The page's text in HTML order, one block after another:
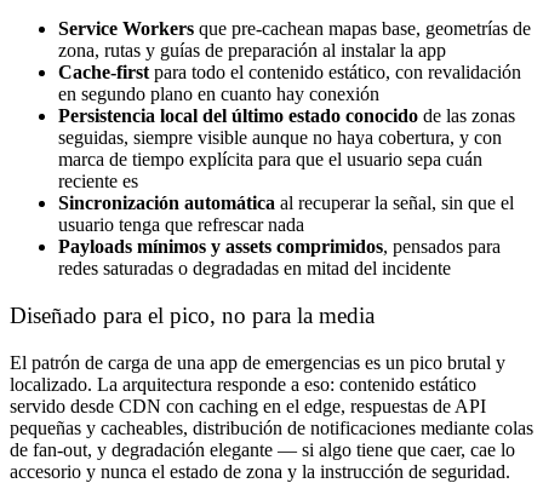
Service Workers que pre-cachean mapas base, geometrías de
zona, rutas y guías de preparación al instalar la app
Cache-first para todo el contenido estático, con revalidación
en segundo plano en cuanto hay conexión
Persistencia local del último estado conocido de las zonas
seguidas, siempre visible aunque no haya cobertura, y con
marca de tiempo explícita para que el usuario sepa cuán
reciente es
Sincronización automática al recuperar la señal, sin que el
usuario tenga que refrescar nada
Payloads mínimos y assets comprimidos, pensados para
redes saturadas o degradadas en mitad del incidente
Diseñado para el pico, no para la media
El patrón de carga de una app de emergencias es un pico brutal y
localizado. La arquitectura responde a eso: contenido estático
servido desde CDN con caching en el edge, respuestas de API
pequeñas y cacheables, distribución de notificaciones mediante colas
de fan-out, y degradación elegante — si algo tiene que caer, cae lo
accesorio y nunca el estado de zona y la instrucción de seguridad.